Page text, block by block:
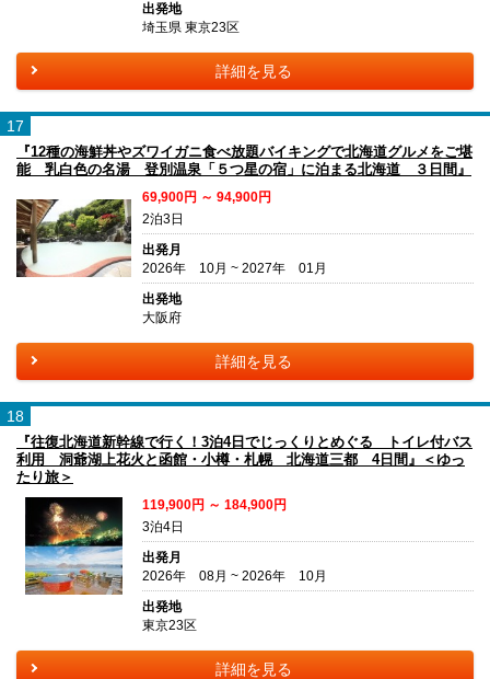
出発地
埼玉県 東京23区
詳細を見る
17
『12種の海鮮丼やズワイガニ食べ放題バイキングで北海道グルメをご堪
能 乳白色の名湯 登別温泉「５つ星の宿」に泊まる北海道 ３日間』
69,900円 ～ 94,900円
2泊3日
出発月
2026年 10月 ~ 2027年 01月
出発地
大阪府
詳細を見る
18
『往復北海道新幹線で行く！3泊4日でじっくりとめぐる トイレ付バス
利用 洞爺湖上花火と函館・小樽・札幌 北海道三都 4日間』＜ゆっ
たり旅＞
119,900円 ～ 184,900円
3泊4日
出発月
2026年 08月 ~ 2026年 10月
出発地
東京23区
詳細を見る